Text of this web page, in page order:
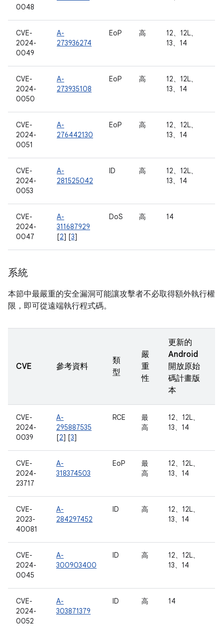
0048
CVE-
2024-
0049
A-
273936274
EoP 高
12、12L、
13、14
CVE-
2024-
0050
A-
273935108
EoP 高
12、12L、
13、14
CVE-
2024-
0051
A-
276442130
EoP 高
12、12L、
13、14
CVE-
2024-
0053
A-
281525042
ID 高
12、12L、
13、14
CVE-
2024-
0047
A-
311687929
[2] [3]
DoS 高 14
系統
本節中最嚴重的安全漏洞可能讓攻擊者不必取得額外執行權
限，即可從遠端執行程式碼。
CVE 參考資料
類
型
嚴
重
性
更新的
Android
開放原始
碼計畫版
本
CVE-
2024-
0039
A-
295887535
[2] [3]
RCE
最
高
12、12L、
13、14
CVE-
2024-
23717
A-
318374503
EoP
最
高
12、12L、
13、14
CVE-
2023-
40081
A-
284297452
ID 高
12、12L、
13、14
CVE-
2024-
0045
A-
300903400
ID 高
12、12L、
13、14
CVE-
2024-
0052
A-
303871379
ID 高 14